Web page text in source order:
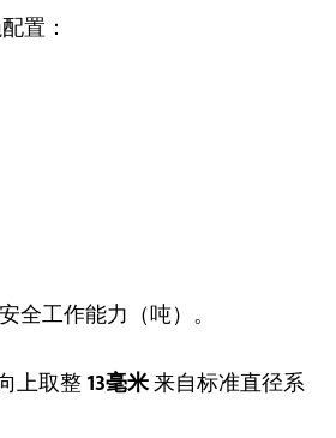
置：
全工作能力（吨）。
上取整13毫米来自标准直径系